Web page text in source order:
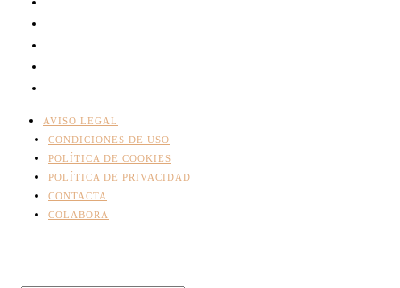
AVISO LEGAL
CONDICIONES DE USO
POLÍTICA DE COOKIES
POLÍTICA DE PRIVACIDAD
CONTACTA
COLABORA